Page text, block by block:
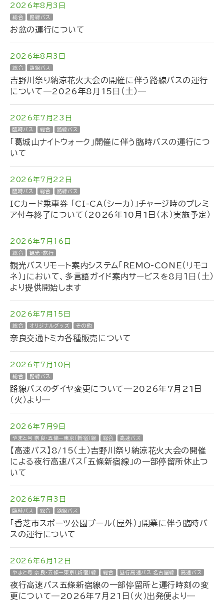
2026年8月3日
総合 路線バス
お盆の運行について
2026年8月3日
総合 路線バス
吉野川祭り納涼花火大会の開催に伴う路線バスの運行
について―2026年8月15日（土）―
2026年7月23日
臨時バス 総合 路線バス
「葛城山ナイトウォーク」開催に伴う臨時バスの運行につ
いて
2026年7月22日
臨時バス 総合 路線バス
ICカード乗車券 「CI-CA（シーカ）」チャージ時のプレミ
ア付与終了について（2026年10月1日（木）実施予定）
2026年7月16日
総合 観光・旅行
観光バスリモート案内システム「REMO-CONE（リモコ
ネ）」において、多言語ガイド案内サービスを8月１日（土）
より提供開始します
2026年7月15日
総合 オリジナルグッズ その他
奈良交通トミカ各種販売について
2026年7月10日
総合 路線バス
路線バスのダイヤ変更について―2026年7月21日
（火）より―
2026年7月9日
やまと号 奈良・五條ー東京（新宿）線 総合 高速バス
【高速バス】8/15（土）吉野川祭り納涼花火大会の開催
による夜行高速バス「五條新宿線」の一部停留所休止つ
いて
2026年7月3日
臨時バス 総合 路線バス
「香芝市スポーツ公園プール（屋外）」開業に伴う臨時バ
スの運行について
2026年6月12日
やまと号 奈良・五條ー東京（新宿）線 総合 昼行高速バス 名古屋線 高速バス
夜行高速バス五條新宿線の一部停留所と運行時刻の変
更について―2026年7月21日（火）出発便より―